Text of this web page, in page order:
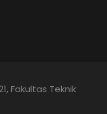
Fakultas Teknik